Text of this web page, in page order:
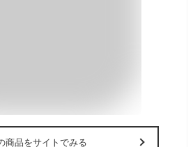
商品をサイトでみる